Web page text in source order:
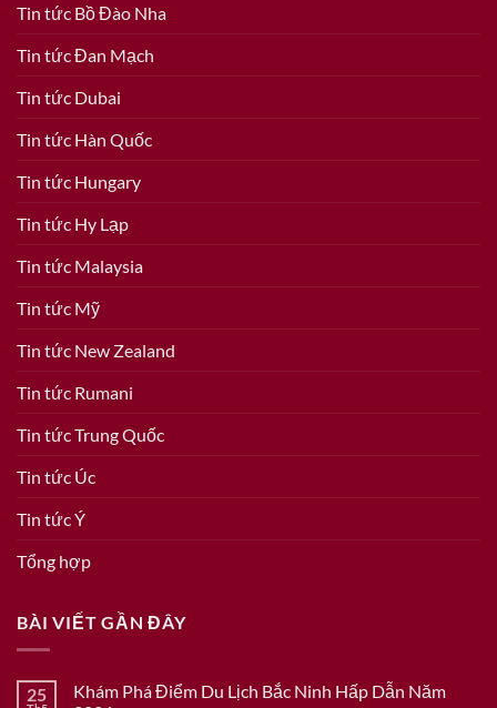
Tin tức Bồ Đào Nha
Tin tức Đan Mạch
Tin tức Dubai
Tin tức Hàn Quốc
Tin tức Hungary
Tin tức Hy Lạp
Tin tức Malaysia
Tin tức Mỹ
Tin tức New Zealand
Tin tức Rumani
Tin tức Trung Quốc
Tin tức Úc
Tin tức Ý
Tổng hợp
BÀI VIẾT GẦN ĐÂY
25
Khám Phá Điểm Du Lịch Bắc Ninh Hấp Dẫn Năm